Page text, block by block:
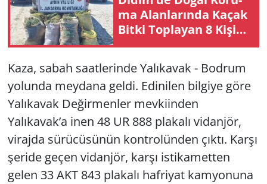
ma Alan­la­rın­da Kaçak
Bitki Top­la­yan 8 Ki­şi­ye
Jan­dar­ma Ope­ras­yo­nu
Kaza, sabah saatlerinde Yalıkavak - Bodrum
yolunda meydana geldi. Edinilen bilgiye göre
Yalıkavak Değirmenler mevkiinden
Yalıkavak’a inen 48 UR 888 plakalı vidanjör,
virajda sürücüsünün kontrolünden çıktı. Karşı
şeride geçen vidanjör, karşı istikametten
gelen 33 AKT 843 plakalı hafriyat kamyonuna
KÜLTÜR SANAT
MAGAZİN
POLİTİKA
RESMİ İLANLAR
SAĞLIK
SİYASET